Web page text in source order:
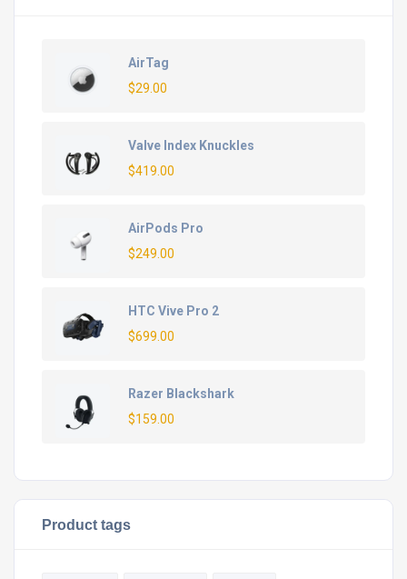
AirTag
$29.00
Valve Index Knuckles
$419.00
AirPods Pro
$249.00
HTC Vive Pro 2
$699.00
Razer Blackshark
$159.00
Product tags